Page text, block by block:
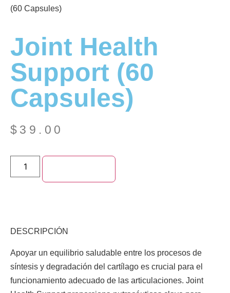
(60 Capsules)
Joint Health
Support (60
Capsules)
$ 39.00
DESCRIPCIÓN
Apoyar un equilibrio saludable entre los procesos de
síntesis y degradación del cartílago es crucial para el
funcionamiento adecuado de las articulaciones. Joint